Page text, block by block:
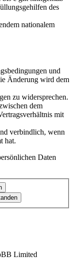
des
nationalem
und
Änderung wird dem
zu widersprechen.
dem
mit
verbindlich, wenn
hat.
Daten
Limited